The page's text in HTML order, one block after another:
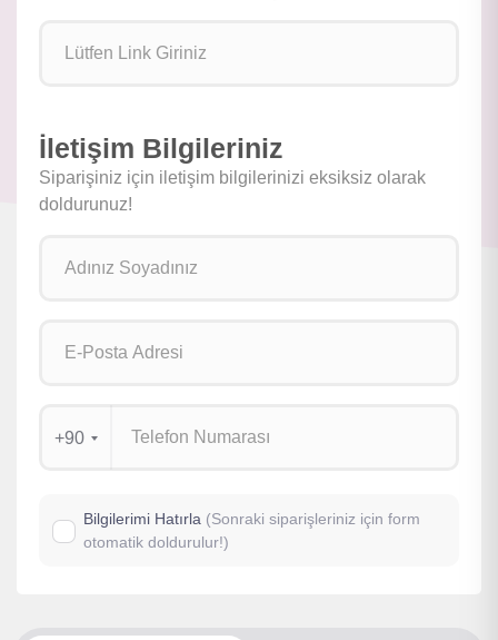
İletişim Bilgileriniz
Siparişiniz için iletişim bilgilerinizi eksiksiz olarak
doldurunuz!
+90
Bilgilerimi Hatırla (Sonraki siparişleriniz için form
otomatik doldurulur!)